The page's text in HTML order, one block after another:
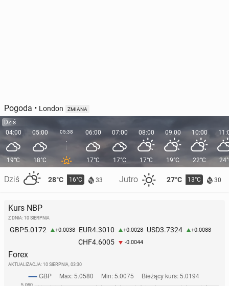
Pogoda • London ZMIANA
Dziś
04:00
19°C
Dziś 28°C 16°C 33 Jutro 27°C 13°C 30
05:00
18°C
05:38 06:00
17°C
07:00
17°C
08:00
17°C
09:00
19°C
10:00
22°C
Kurs NBP
Z DNIA: 10 SIERPNIA
GBP5.0172 +0.0038 EUR4.3010 +0.0028 USD3.7324 +0.0088
CHF4.6005 -0.0044
Forex
AKTUALIZACJA: 10 SIERPNIA, 03:30